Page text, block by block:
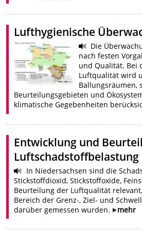
Lufthygienische
Bildrechte:MU
Die
nach festen
und Qualität. Bei
Luftqualität wird
Ballungsräumen,
Beurteilungsgebieten und
klimatische Gegebenheiten
Entwicklung und
Luftschadstoffbelastung
In Niedersachsen sind die
Stickstoffdioxid, Stickstoffoxide,
Beurteilung der Luftqualität
Bereich der Grenz-, Ziel- und
darüber gemessen wurden.
mehr